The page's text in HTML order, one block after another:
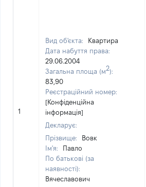
1
Вид об'єкта:
Квартира
Дата набуття права:
29.06.2004
Загальна площа (м2):
83,90
Реєстраційний номер:
[Конфіденційна
інформація]
Декларує:
Прізвище:
Вовк
Ім'я:
Павло
По батькові (за
наявності):
Вячеславович